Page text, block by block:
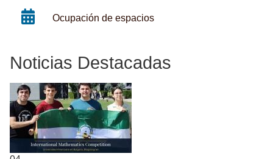
Ocupación de espacios
Noticias Destacadas